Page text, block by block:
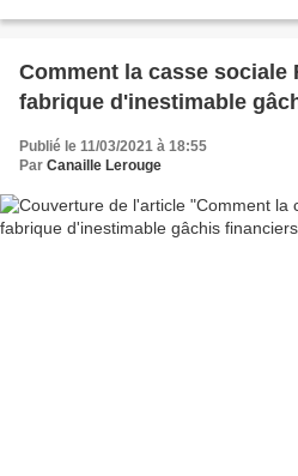
Comment la casse sociale
fabrique d'inestimable
Publié le 11/03/2021 à 18:55
Par Canaille Lerouge